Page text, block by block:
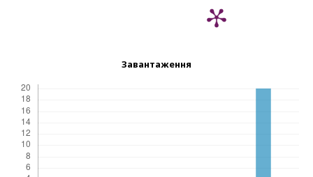
Завантаження